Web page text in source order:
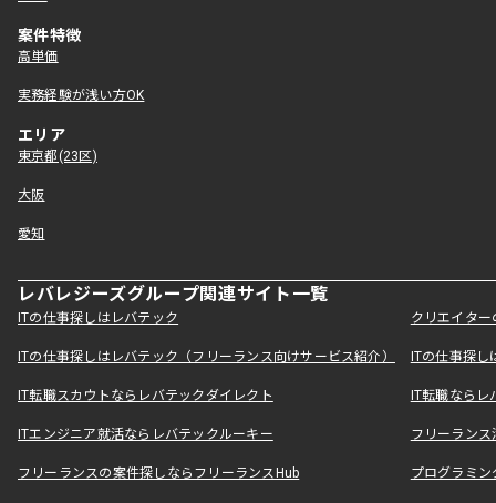
案件特徴
高単価
実務経験が浅い方OK
エリア
東京都(23区)
大阪
愛知
レバレジーズグループ関連サイト一覧
ITの仕事探しはレバテック クリエイタ
ITの仕事探しはレバテック（フリーランス向けサービス紹介） ITの仕事探
IT転職スカウトならレバテックダイレクト IT転職なら
ITエンジニア就活ならレバテックルーキー フリーラン
フリーランスの案件探しならフリーランスHub プログラミ